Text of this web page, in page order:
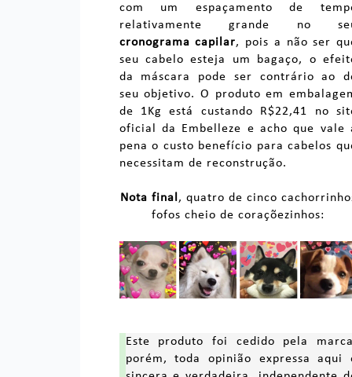
com um espaçamento de
relativamente grande no
cronograma capilar, pois a não ser
seu cabelo esteja um bagaço, o
da máscara pode ser contrário ao
seu objetivo. O produto em
de 1Kg está custando R$22,41 no
oficial da Embelleze e acho que vale
pena o custo benefício para cabelos
necessitam de reconstrução.
Nota final , quatro de cinco
fofos cheio de coraçõezinhos:
Este produto foi cedido pela
porém, toda opinião expressa aqui